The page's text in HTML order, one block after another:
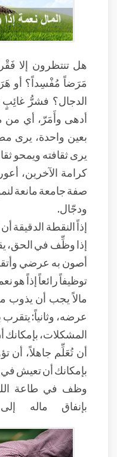
هل تنتظرون إلا
مَرَضاً مُفْسِداً؟ أو
الدجال؟ فشرُّ غائِبٍ
أدهى وأَمَرّ، أي من
بعين واحدة، يرى
يرى ثقافته ويمحو
كرامة الآخرين،
صفة جامعة مانعة
ودجّال.
إذاً النقطة الدقيقة
إذا وظِّف في الحق،
أصون به عرضي
توظيفاً رائعاً إذاً هو
مالاً يجب أن يذوب
عرضه، وثانياً:
المشكلات، بإمكانك
أن تُعَلِّم جاهلاً، أن
بإمكانك أن تعيش في
وظف في طاعة
بإنفاق ماله